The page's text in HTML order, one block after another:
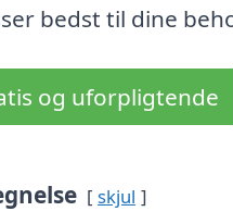
bedst til dine
og uforpligtende
skjul